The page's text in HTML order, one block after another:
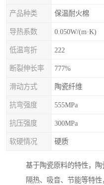
产品种类 保温耐火棉
导热系数 0.050W/(m·K)
低温弯折 222
断裂伸长率 777%
滑动方式 陶瓷纤维
抗弯强度 555MPa
抗压强度 300MPa
软硬情况 硬质
基于陶瓷原料的特性，陶
隔热、吸音、节能等特